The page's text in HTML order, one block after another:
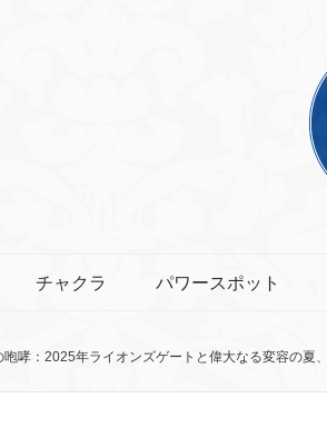
チャクラ パワースポット
咆哮：2025年ライオンズゲートと偉大なる変容の夏